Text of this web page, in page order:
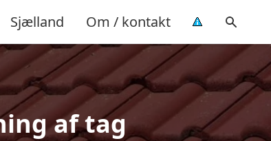
Sjælland Om / kontakt
af tag